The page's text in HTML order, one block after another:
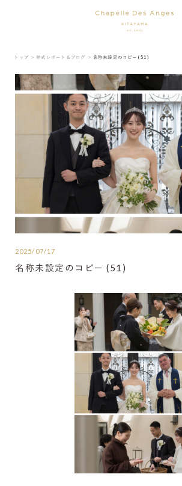
トップ ＞ 挙式レポート＆ブログ ＞ 名称未設定のコピー (51)
2025/07/17
名称未設定のコピー (51)